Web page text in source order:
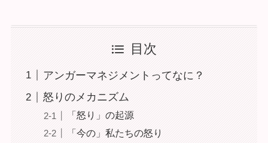
目次
アンガーマネジメントってなに？
怒りのメカニズム
「怒り」の起源
「今の」私たちの怒り